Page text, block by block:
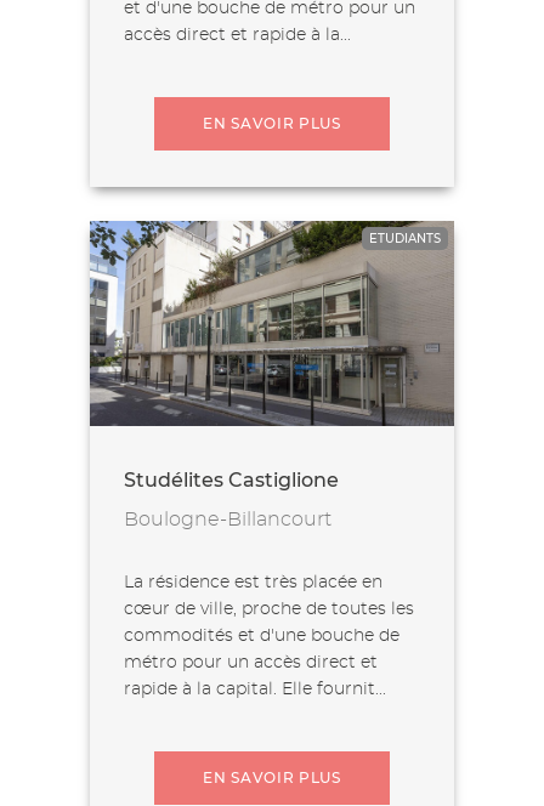
et d'une bouche de métro pour un
accès direct et rapide à la...
EN SAVOIR PLUS
ETUDIANTS
Studélites Castiglione
Boulogne-Billancourt
La résidence est très placée en
cœur de ville, proche de toutes les
commodités et d'une bouche de
métro pour un accès direct et
rapide à la capital. Elle fournit...
EN SAVOIR PLUS